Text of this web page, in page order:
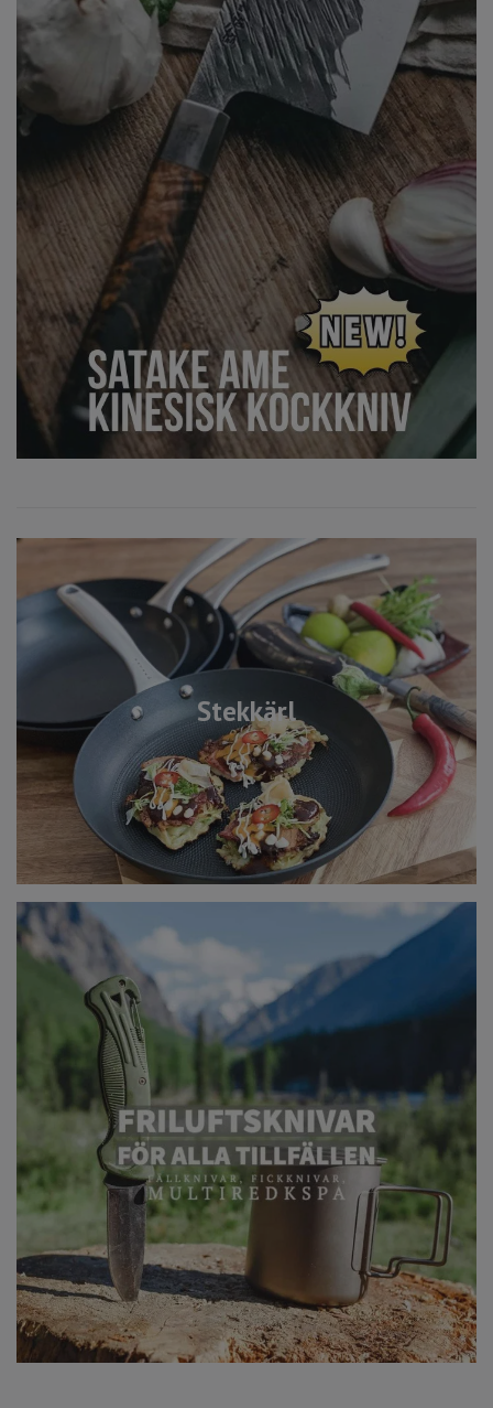
Stekkärl